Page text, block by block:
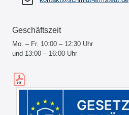
Geschäftszeit
Mo. – Fr. 10:00 – 12:30 Uhr
und 13:00 – 16:00 Uhr